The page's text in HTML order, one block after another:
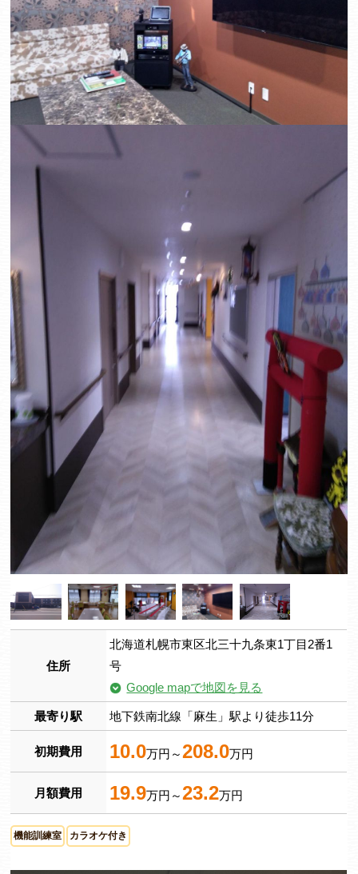
住所
北海道札幌市東区北三十九条東1丁目2番1
号
Google mapで地図を見る
最寄り駅 地下鉄南北線「麻生」駅より徒歩11分
初期費用 10.0万円～208.0万円
月額費用 19.9万円～23.2万円
機能訓練室 カラオケ付き